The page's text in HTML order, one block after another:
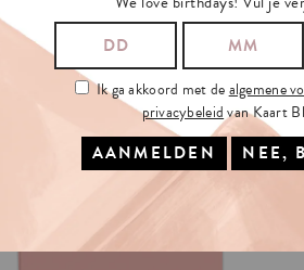
Ik ga akkoord met dealgemene
privacybeleidvan Kaart